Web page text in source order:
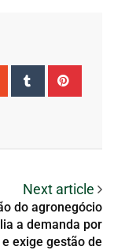
Next article
do agronegócio
a demanda por
exige gestão de